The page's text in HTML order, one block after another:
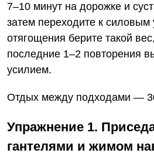
7–10 минут на дорожке и
затем переходите к
отягощения берите такой
последние 1–2 повторения
усилием.
Отдых между подходами —
Упражнение 1.
гантелями и жимом